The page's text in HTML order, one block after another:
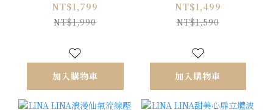
波點洋裝-優雅白
NT$1,799
NT$1,990
加入購物車
絲光洋裝-優美白
S/M
NT$1,499
NT$1,590
加入購物車